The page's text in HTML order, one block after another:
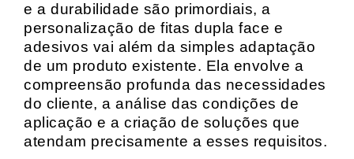
e a durabilidade são primordiais, a
personalização de fitas dupla face e
adesivos vai além da simples adaptação
de um produto existente. Ela envolve a
compreensão profunda das necessidades
do cliente, a análise das condições de
aplicação e a criação de soluções que
atendam precisamente a esses requisitos.